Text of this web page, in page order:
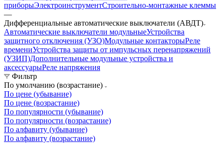
приборыЭлектроинструментСтроительно-монтажные клеммы
—
Дифференциальные автоматические выключатели (АВДТ)
Автоматические выключатели модульныеУстройства
защитного отключения (УЗО)Модульные контакторыРеле
времениУстройства защиты от импульсных перенапряжений
(УЗИП)Дополнительные модульные устройства и
аксессуарыРеле напряжения
Фильтр
По умолчанию (возрастание)
По цене (убывание)
По цене (возрастание)
По популярности (убывание)
По популярности (возрастание)
По алфавиту (убывание)
По алфавиту (возрастание)